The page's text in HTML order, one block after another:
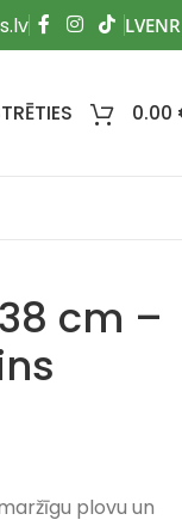
0.00
cm –
plovu un